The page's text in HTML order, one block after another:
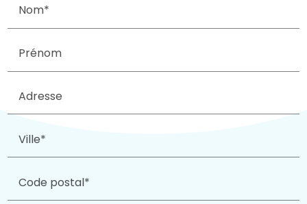
Nom*
Prénom
Adresse
Ville*
Code postal*